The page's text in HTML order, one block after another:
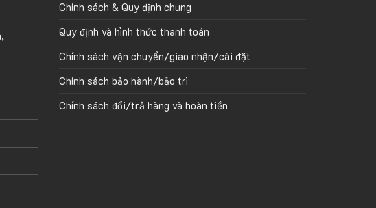
Chính sách & Quy định chung
Quy định và hình thức thanh toán
Chính sách vận chuyển/giao nhận/cài đặt
Chính sách bảo hành/bảo trì
Chính sách đổi/trả hàng và hoàn tiền